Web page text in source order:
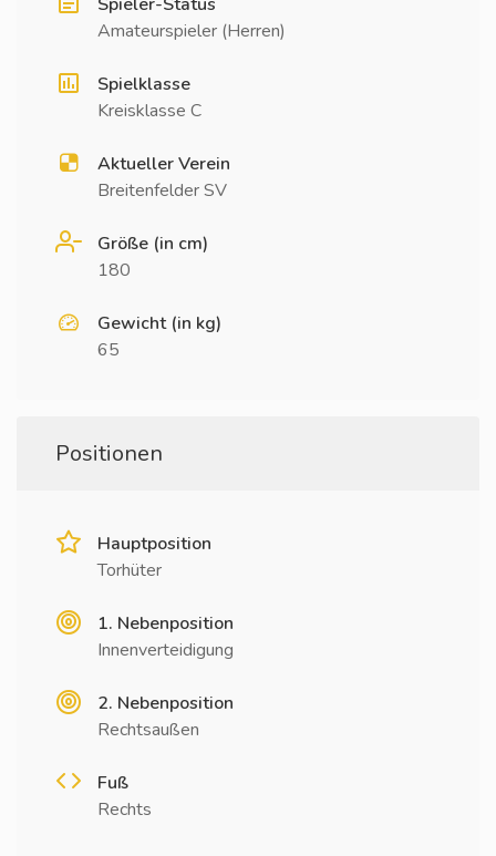
Amateurspieler (Herren)
Spielklasse
Kreisklasse C
Aktueller Verein
Breitenfelder SV
Größe (in cm)
180
Gewicht (in kg)
65
Positionen
Hauptposition
Torhüter
1. Nebenposition
Innenverteidigung
2. Nebenposition
Rechtsaußen
Fuß
Rechts